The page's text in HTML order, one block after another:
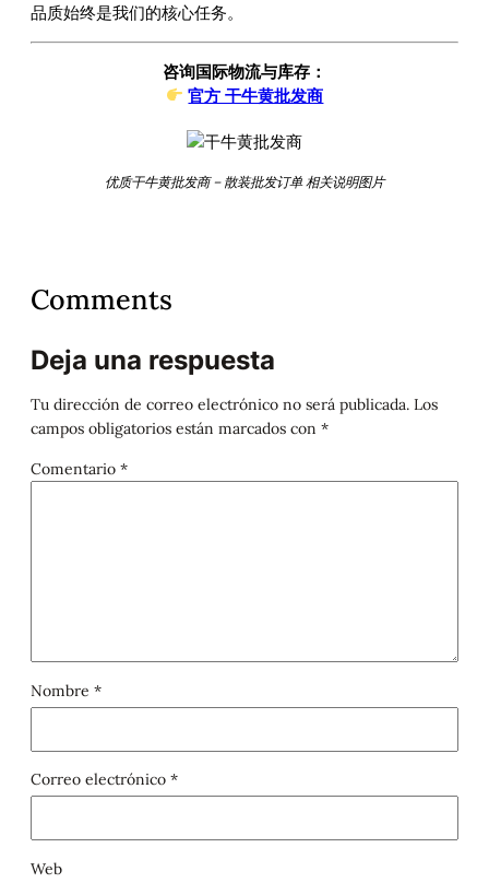
品质始终是我们的核心任务。
咨询国际物流与库存：
官方 干牛黄批发商
优质干牛黄批发商 – 散装批发订单 相关说明图片
Comments
Deja una respuesta
Tu dirección de correo electrónico no será publicada. Los
campos obligatorios están marcados con *
Comentario *
Nombre *
Correo electrónico *
Web